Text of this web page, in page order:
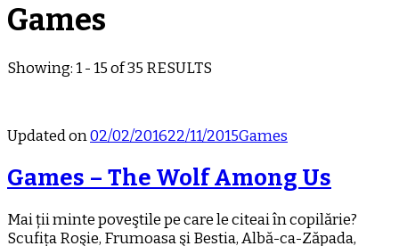
Games
Showing: 1 - 15 of 35 RESULTS
Updated on02/02/201622/11/2015Games
Games – The Wolf Among Us
Mai ții minte poveştile pe care le citeai în copilărie?
Scufița Roşie, Frumoasa şi Bestia, Albă-ca-Zăpada,